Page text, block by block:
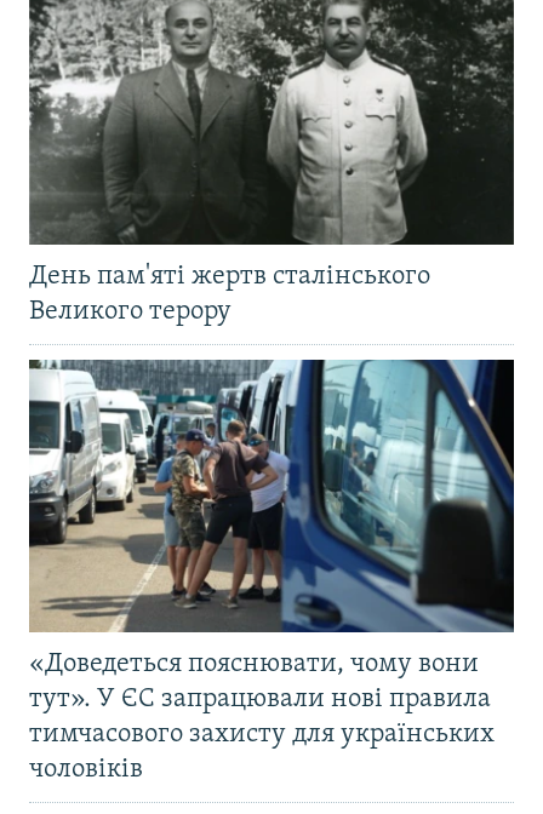
День пам'яті жертв сталінського
Великого терору
«Доведеться пояснювати, чому вони
тут». У ЄС запрацювали нові правила
тимчасового захисту для українських
чоловіків